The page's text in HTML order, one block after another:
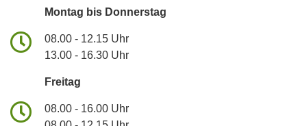
Montag bis Donnerstag
08.00 - 12.15 Uhr
13.00 - 16.30 Uhr
Freitag
08.00 - 16.00 Uhr